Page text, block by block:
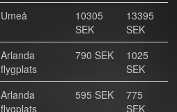
Umeå
10305
SEK
13395
SEK
Arlanda
flygplats
790 SEK
1025
SEK
Arlanda
flygplats
595 SEK
775
SEK